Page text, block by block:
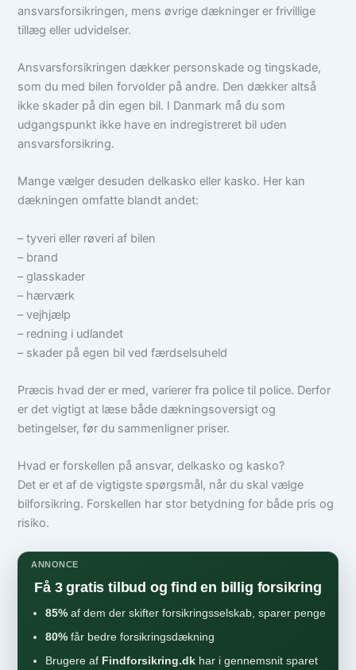
ansvarsforsikringen, mens øvrige dækninger er frivillige
tillæg eller udvidelser.
Ansvarsforsikringen dækker personskade og tingskade,
som du med bilen forvolder på andre. Den dækker altså
ikke skader på din egen bil. I Danmark må du som
udgangspunkt ikke have en indregistreret bil uden
ansvarsforsikring.
Mange vælger desuden delkasko eller kasko. Her kan
dækningen omfatte blandt andet:
– tyveri eller røveri af bilen
– brand
– glasskader
– hærværk
– vejhjælp
– redning i udlandet
– skader på egen bil ved færdselsuheld
Præcis hvad der er med, varierer fra police til police. Derfor
er det vigtigt at læse både dækningsoversigt og
betingelser, før du sammenligner priser.
Hvad er forskellen på ansvar, delkasko og kasko?
Det er et af de vigtigste spørgsmål, når du skal vælge
bilforsikring. Forskellen har stor betydning for både pris og
risiko.
ANNONCE
Få 3 gratis tilbud og find en billig forsikring
85% af dem der skifter forsikringsselskab, sparer penge
80% får bedre forsikringsdækning
Brugere af Findforsikring.dk har i gennemsnit sparet